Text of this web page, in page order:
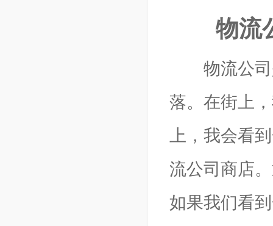
物流公
物流公司
落。在街上
上，我会看
流公司商店
如果我们看